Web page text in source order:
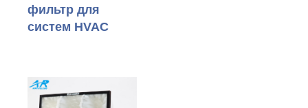
фильтр для
систем HVAC